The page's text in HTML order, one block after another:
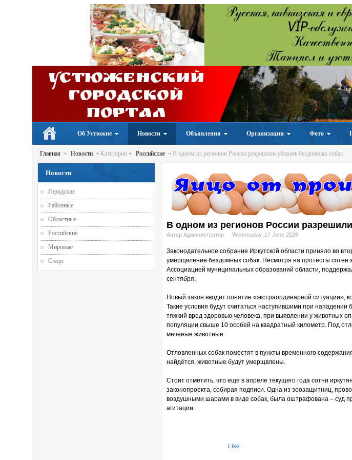
Устюженский
Городской
портал
Об Устюжне Новости Объявления Организации Фото
Главная Новости Категории Российские В одном из регионов России разрешили убивать бездомных собак
В одном из регионов России
Автор Администратор Wednesday, 17 June 2026
Законодательное собрание Иркутской области приняло во
умерщвление бездомных собак. Несмотря на протесты сотен
Ассоциацией муниципальных образований области,
сентября.
Новый закон вводит понятие «экстраординарной ситуации»,
Такие условия будут считаться наступившими при
тяжкий вред здоровью человека, при выявлении у животных
популяции свыше 10 особей на квадратный километр. Под
меченые животные.
Отловленных собак поместят в пункты временного
найдётся, животные будут умерщвлены.
Стоит отметить, что еще в апреле текущего года сотни
законопроекта, собирая подписи. Одна из зоозащитниц,
воздушными шарами в виде собак, была оштрафована – суд
агитации.
Like
Новости
Городские
Районные
Областные
Российские
Мировые
Спорт